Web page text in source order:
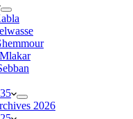
2026